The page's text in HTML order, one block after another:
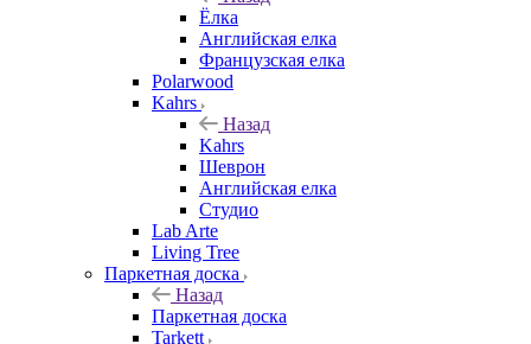
Ёлка
Английская елка
Французская елка
Polarwood
Kahrs
Назад
Kahrs
Шеврон
Английская елка
Студио
Lab Arte
Living Tree
Паркетная доска
Назад
Паркетная доска
Tarkett